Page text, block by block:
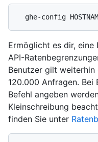
Ermöglicht es dir, eine
API-
Benutzer gilt
120.000 Anfragen. Bei
Befehl angeben
Kleinschreibung
finden Sie unter